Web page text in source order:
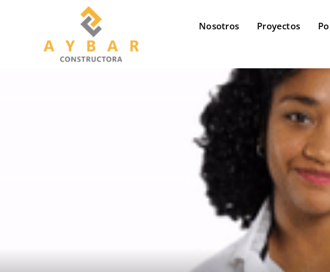
Nosotros Proyectos